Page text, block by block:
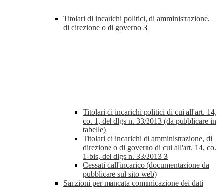
Titolari di incarichi politici, di amministrazione,
di direzione o di governo 3
Titolari di incarichi politici di cui all'art. 14,
co. 1, del dlgs n. 33/2013 (da pubblicare in
tabelle)
Titolari di incarichi di amministrazione, di
direzione o di governo di cui all'art. 14, co.
1-bis, del dlgs n. 33/2013 3
Cessati dall'incarico (documentazione da
pubblicare sul sito web)
Sanzioni per mancata comunicazione dei dati